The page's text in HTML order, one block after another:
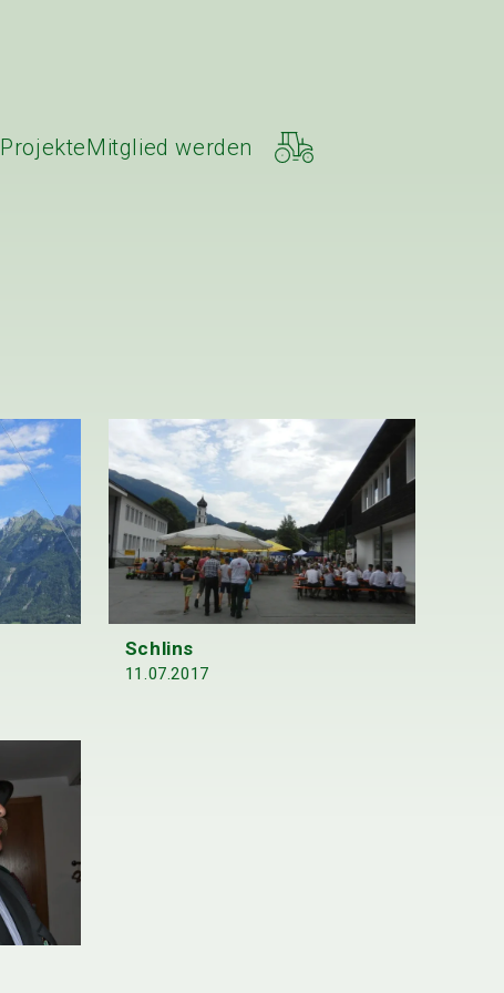
ProjekteMitglied werden
Schlins
11.07.2017